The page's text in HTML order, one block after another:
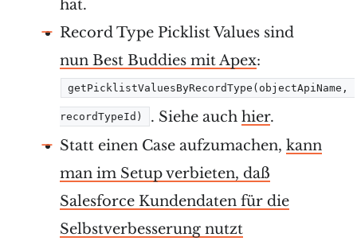
hat.
Record Type Picklist Values sind
nun Best Buddies mit Apex:
getPicklistValuesByRecordType(objectApiName,
recordTypeId) . Siehe auch hier.
Statt einen Case aufzumachen, kann
man im Setup verbieten, daß
Salesforce Kundendaten für die
Selbstverbesserung nutzt